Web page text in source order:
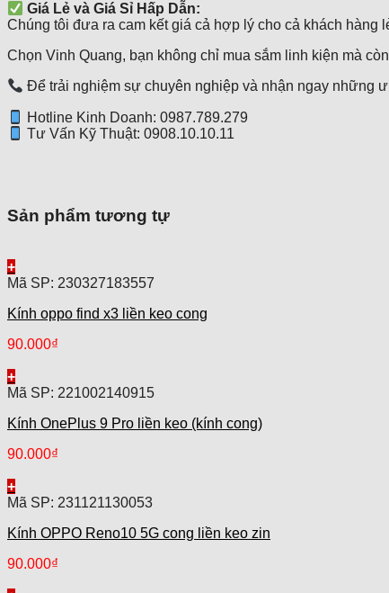
Giá Lẻ và Giá Sỉ Hấp Dẫn:
Chúng tôi đưa ra cam kết giá cả hợp lý cho cả khách hàng
Chọn Vinh Quang, bạn không chỉ mua sắm linh kiện mà
Để trải nghiệm sự chuyên nghiệp và nhận ngay những
Hotline Kinh Doanh: 0987.789.279
Tư Vấn Kỹ Thuật: 0908.10.10.11
Sản phẩm tương tự
+
Mã SP: 230327183557
Kính oppo find x3 liền keo cong
90.000₫
+
Mã SP: 221002140915
Kính OnePlus 9 Pro liền keo (kính cong)
90.000₫
+
Mã SP: 231121130053
Kính OPPO Reno10 5G cong liền keo zin
90.000₫